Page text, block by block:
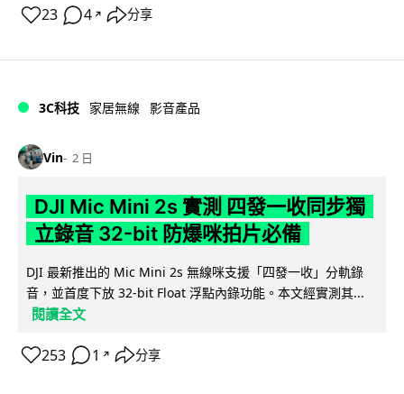
23 4 ↗ 分享
3C科技 家居無線 影音產品
Vin 2 日
DJI Mic Mini 2s 實測 四發一收同步獨
立錄音 32-bit 防爆咪拍片必備
DJI 最新推出的 Mic Mini 2s 無線咪支援「四發一收」分軌錄
音，並首度下放 32-bit Float 浮點內錄功能。本文經實測其...
閱讀全文
253 1 ↗ 分享